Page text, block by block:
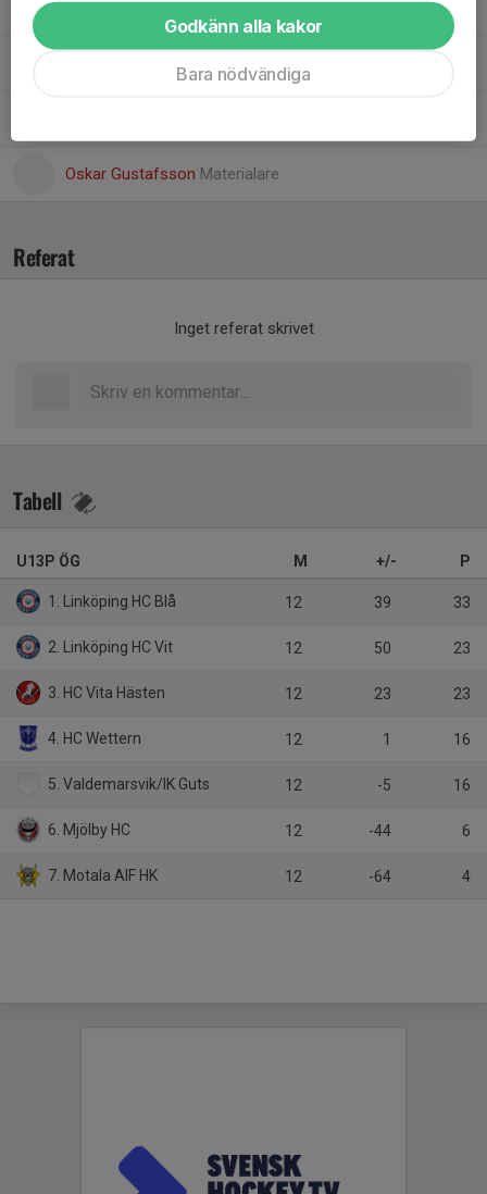
Andreas LindahlHuvudtränare
Jennie Sammons Lagledare
Oskar Gustafsson Materialare
Referat
Inget referat skrivet
Tabell
U13P ÖG M +/- P
1. Linköping HC Blå 12 39 33
2. Linköping HC Vit 12 50 23
3. HC Vita Hästen 12 23 23
4. HC Wettern 12 1 16
5. Valdemarsvik/IK Guts 12 -5 16
6. Mjölby HC 12 -44 6
7. Motala AIF HK 12 -64 4
Godkänn alla kakor
Bara nödvändiga